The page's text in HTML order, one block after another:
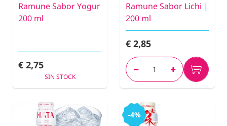
Ramune Sabor Yogur
200 ml
€ 2,75
SIN STOCK
Ramune Sabor Lichi |
200 ml
€ 2,85
-4%